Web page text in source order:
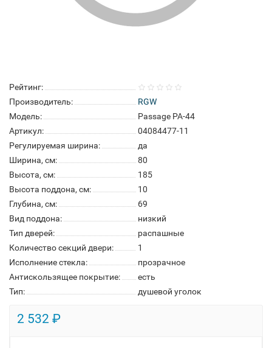
Рейтинг:
Производитель:
RGW
Модель:
Passage PA-44
Артикул:
04084477-11
Регулируемая ширина:
да
Ширина, см:
80
Высота, см:
185
Высота поддона, см:
10
Глубина, см:
69
Вид поддона:
низкий
Тип дверей:
распашные
Количество секций двери:
1
Исполнение стекла:
прозрачное
Антискользящее покрытие:
есть
Тип:
душевой уголок
2 532 ₽